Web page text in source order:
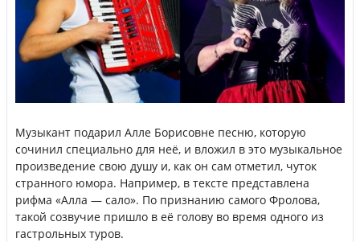
Музыкант подарил Алле Борисовне песню, которую
сочинил специально для неё, и вложил в это музыкальное
произведение свою душу и, как он сам отметил, чуток
странного юмора. Например, в тексте представлена
рифма «Алла — сало». По признанию самого Фролова,
такой созвучие пришло в её голову во время одного из
гастрольных туров.